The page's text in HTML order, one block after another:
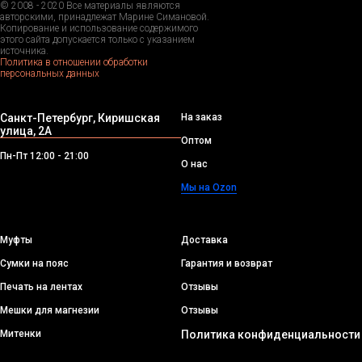
© 2008 - 2020 Все материалы являются
авторскими, принадлежат Марине Симановой.
Копирование и использование содержимого
этого сайта допускается только с указанием
источника.
Политика в отношении обработки
персональных данных
Санкт-Петербург, Киришская
улица, 2А
Пн-Пт 12:00 - 21:00
На заказ
Оптом
О нас
Мы на Ozon
Муфты
Сумки на пояс
Печать на лентах
Мешки для магнезии
Митенки
Доставка
Гарантия и возврат
Отзывы
Отзывы
Политика конфиденциальности